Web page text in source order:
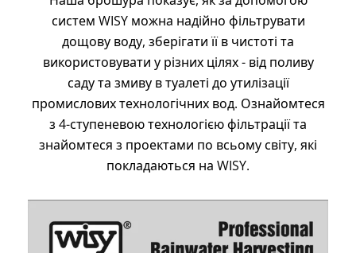
систем WISY можна надійно фільтрувати
дощову воду, зберігати її в чистоті та
використовувати у різних цілях - від поливу
саду та змиву в туалеті до утилізації
промислових технологічних вод. Ознайомтеся
з 4-ступеневою технологією фільтрації та
знайомтеся з проектами по всьому світу, які
покладаються на WISY.